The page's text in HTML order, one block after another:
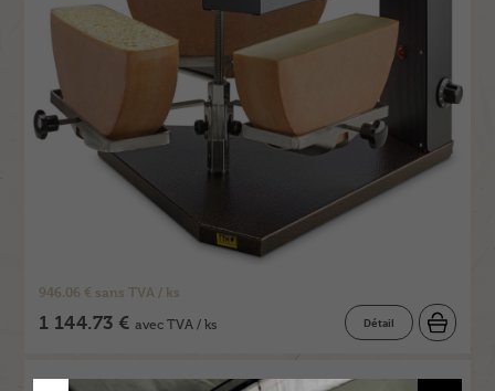
946.06 € sans TVA / ks
1 144.73 €avec TVA / ks Détail